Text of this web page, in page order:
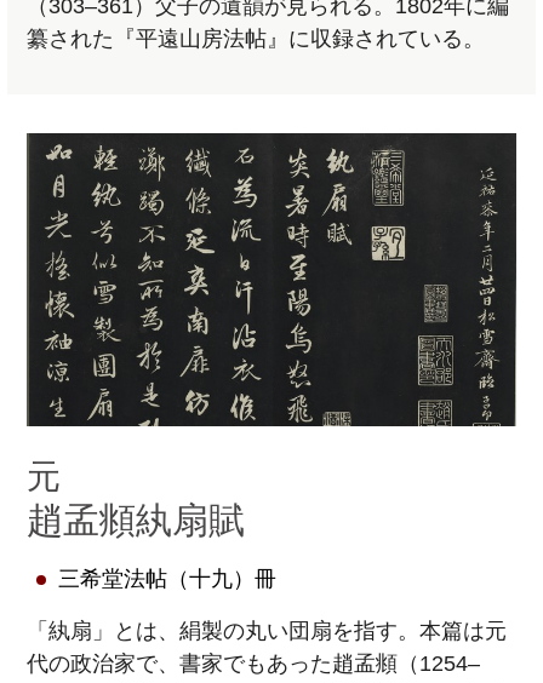
（303–361）父子の遺韻が見られる。1802年に編
纂された『平遠山房法帖』に収録されている。
元
趙孟頫紈扇賦
三希堂法帖（十九）冊
「紈扇」とは、絹製の丸い団扇を指す。本篇は元
代の政治家で、書家でもあった趙孟頫（1254–